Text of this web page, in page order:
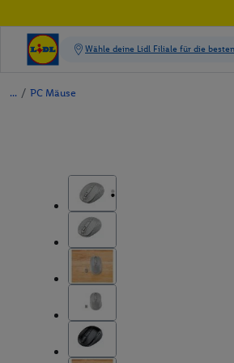
/ PC Mäuse